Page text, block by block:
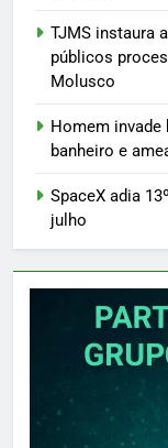
TJMS instaura
públicos
Molusco
Homem invade
banheiro e
SpaceX adia
julho